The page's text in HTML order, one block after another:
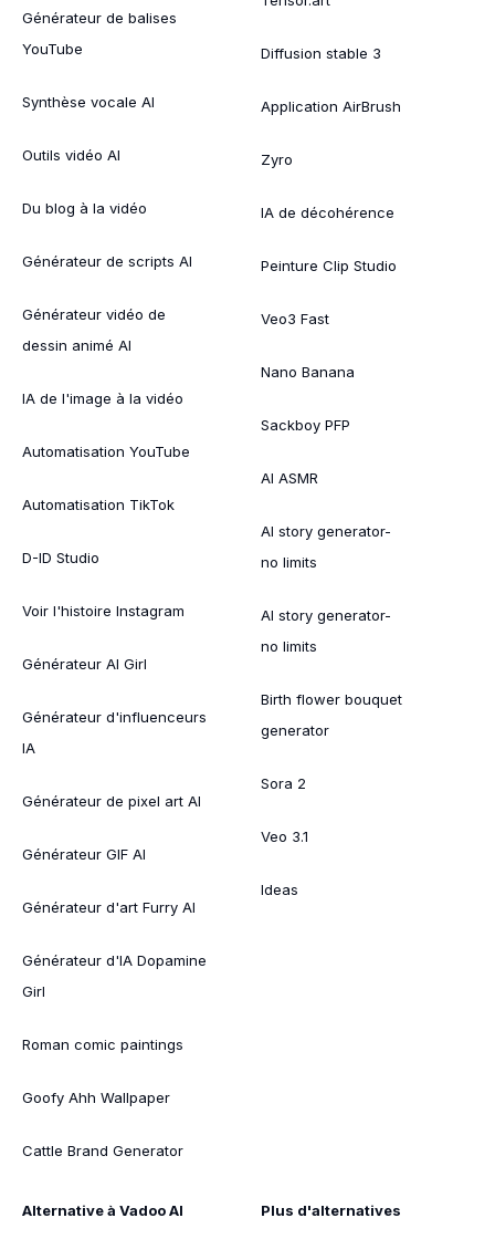
Générateur de balises
YouTube
Synthèse vocale AI
Outils vidéo AI
Du blog à la vidéo
Générateur de scripts AI
Générateur vidéo de
dessin animé AI
IA de l'image à la vidéo
Automatisation YouTube
Automatisation TikTok
D-ID Studio
Voir l'histoire Instagram
Générateur AI Girl
Générateur d'influenceurs
IA
Générateur de pixel art AI
Générateur GIF AI
Générateur d'art Furry AI
Générateur d'IA Dopamine
Girl
Roman comic paintings
Goofy Ahh Wallpaper
Cattle Brand Generator
Diffusion stable 3
Application AirBrush
Zyro
IA de décohérence
Peinture Clip Studio
Veo3 Fast
Nano Banana
Sackboy PFP
AI ASMR
AI story generator-
no limits
AI story generator-
no limits
Birth flower bouquet
generator
Sora 2
Veo 3.1
Ideas
Alternative à Vadoo AI Plus d'alternatives